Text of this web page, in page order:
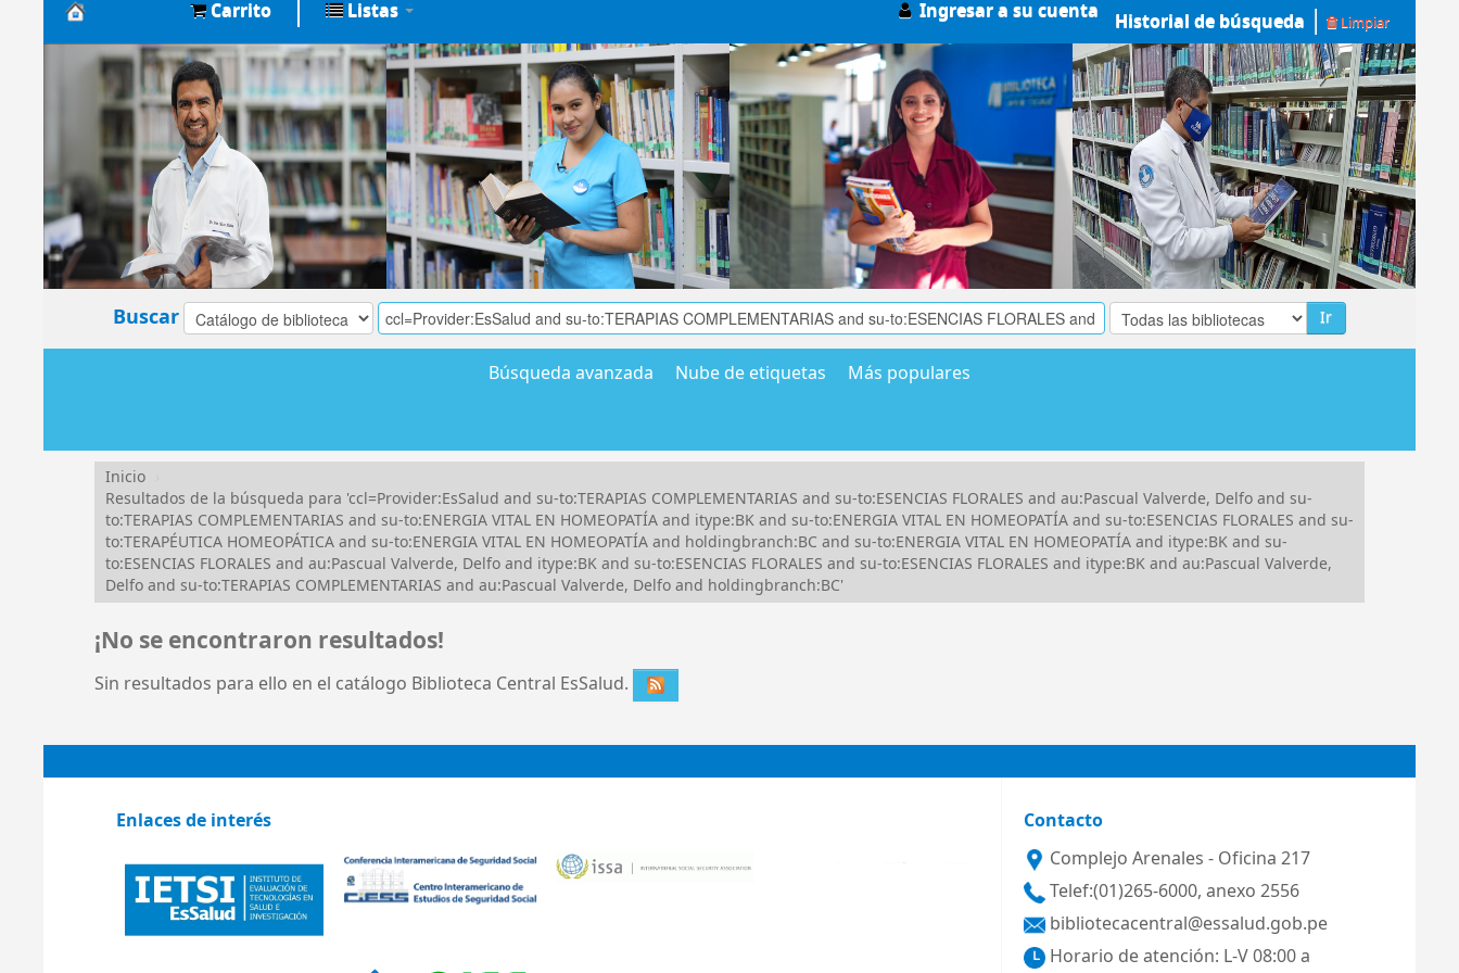
Biblioteca
Central
EsSalud
Carrito Listas Ingresar a su cuenta Historial de búsqueda Limpiar
Buscar Ir
Búsqueda avanzada Nube de etiquetas Más populares
Inicio
Resultados de la búsqueda para 'ccl=Provider:EsSalud and su-to:TERAPIAS COMPLEMENTARIAS and su-to:ESENCIAS FLORALES and au:Pascual Valverde, Delfo and su-
to:TERAPIAS COMPLEMENTARIAS and su-to:ENERGIA VITAL EN HOMEOPATÍA and itype:BK and su-to:ENERGIA VITAL EN HOMEOPATÍA and su-to:ESENCIAS FLORALES and su-
to:TERAPÉUTICA HOMEOPÁTICA and su-to:ENERGIA VITAL EN HOMEOPATÍA and holdingbranch:BC and su-to:ENERGIA VITAL EN HOMEOPATÍA and itype:BK and su-
to:ESENCIAS FLORALES and au:Pascual Valverde, Delfo and itype:BK and su-to:ESENCIAS FLORALES and su-to:ESENCIAS FLORALES and itype:BK and au:Pascual Valverde,
Delfo and su-to:TERAPIAS COMPLEMENTARIAS and au:Pascual Valverde, Delfo and holdingbranch:BC'
¡No se encontraron resultados!
Sin resultados para ello en el catálogo Biblioteca Central EsSalud.
Enlaces de interés
Contacto
Complejo Arenales - Oficina 217
Telef:(01)265-6000, anexo 2556
bibliotecacentral@essalud.gob.pe
Horario de atención: L-V 08:00 a